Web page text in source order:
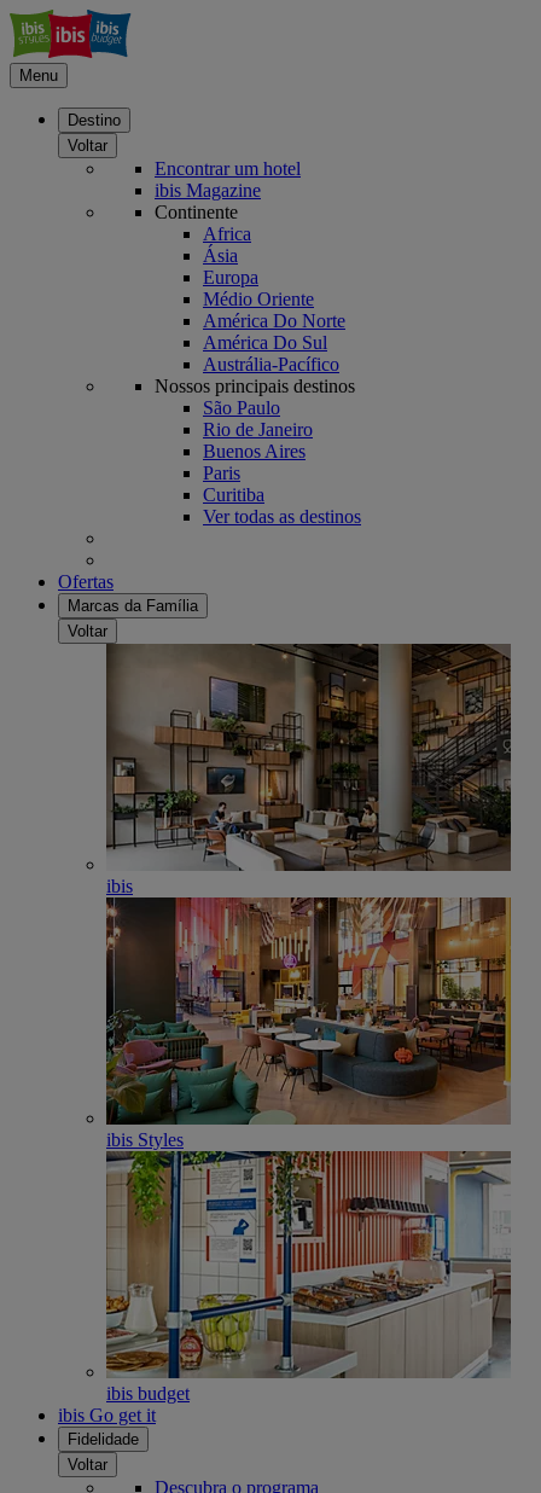
Menu
Destino
Voltar
Encontrar um hotel
ibis Magazine
Continente
Africa
Ásia
Europa
Médio Oriente
América Do Norte
América Do Sul
Austrália-Pacífico
Nossos principais destinos
São Paulo
Rio de Janeiro
Buenos Aires
Paris
Curitiba
Ver todas as destinos
Ofertas
Marcas da Família
Voltar
ibis
ibis Styles
ibis budget
ibis Go get it
Fidelidade
Voltar
Descubra o programa